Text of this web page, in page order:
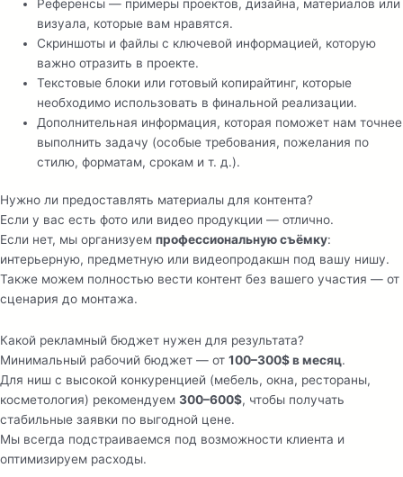
Референсы — примеры проектов, дизайна, материалов или
визуала, которые вам нравятся.
Скриншоты и файлы с ключевой информацией, которую
важно отразить в проекте.
Текстовые блоки или готовый копирайтинг, которые
необходимо использовать в финальной реализации.
Дополнительная информация, которая поможет нам точнее
выполнить задачу (особые требования, пожелания по
стилю, форматам, срокам и т. д.).
Нужно ли предоставлять материалы для контента?
Если у вас есть фото или видео продукции — отлично.
Если нет, мы организуем профессиональную съёмку:
интерьерную, предметную или видеопродакшн под вашу нишу.
Также можем полностью вести контент без вашего участия — от
сценария до монтажа.
Какой рекламный бюджет нужен для результата?
Минимальный рабочий бюджет — от 100–300$ в месяц.
Для ниш с высокой конкуренцией (мебель, окна, рестораны,
косметология) рекомендуем 300–600$, чтобы получать
стабильные заявки по выгодной цене.
Мы всегда подстраиваемся под возможности клиента и
оптимизируем расходы.